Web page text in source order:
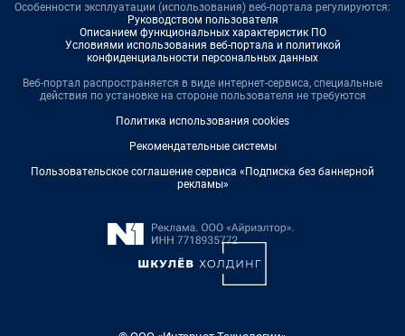
Особенности эксплуатации (использования) веб-портала регулируются:
Руководством пользователя
Описанием функциональных характеристик ПО
Условиями использования веб-портала и политикой
конфиденциальности персональных данных
Веб-портал распространяется в виде интернет-сервиса, специальные
действия по установке на стороне пользователя не требуются
Политика использования cookies
Рекомендательные системы
Пользовательское соглашение сервиса «Подписка без баннерной
рекламы»